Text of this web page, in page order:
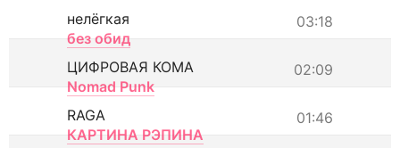
03:18
нелёгкая
без обид
02:09
ЦИФРОВАЯ КОМА
Nomad Punk
01:46
RAGA
КАРТИНА РЭПИНА